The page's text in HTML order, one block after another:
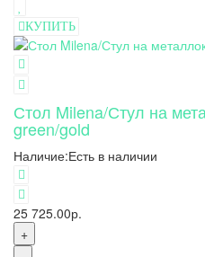
КУПИТЬ
Стол Milena/Стул на
green/gold
Наличие:Есть в наличии
25 725.00р.
+